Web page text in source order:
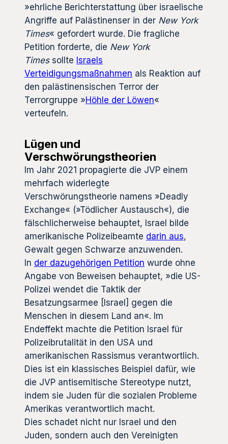
»ehrliche Berichterstattung über israelische
Angriffe auf Palästinenser in der New York
Times« gefordert wurde. Die fragliche
Petition forderte, die New York
Timessollte Israels
Verteidigungsmaßnahmen als Reaktion auf
den palästinensischen Terror der
Terrorgruppe »Höhle der Löwen«
verteufeln.
Lügen und
Verschwörungstheorien
Im Jahr 2021 propagierte die JVP einem
mehrfach widerlegte
Verschwörungstheorie namens »Deadly
Exchange« (»Tödlicher Austausch«), die
fälschlicherweise behauptet, Israel bilde
amerikanische Polizeibeamte darin aus,
Gewalt gegen Schwarze anzuwenden.
In der dazugehörigen Petition wurde ohne
Angabe von Beweisen behauptet, »die US-
Polizei wendet die Taktik der
Besatzungsarmee [Israel] gegen die
Menschen in diesem Land an«. Im
Endeffekt machte die Petition Israel für
Polizeibrutalität in den USA und
amerikanischen Rassismus verantwortlich.
Dies ist ein klassisches Beispiel dafür, wie
die JVP antisemitische Stereotype nutzt,
indem sie Juden für die sozialen Probleme
Amerikas verantwortlich macht.
Dies schadet nicht nur Israel und den
Juden, sondern auch den Vereinigten